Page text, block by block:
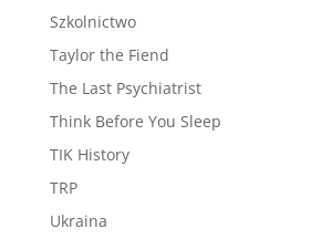
Szkolnictwo
Taylor the Fiend
The Last Psychiatrist
Think Before You Sleep
TIK History
TRP
Ukraina